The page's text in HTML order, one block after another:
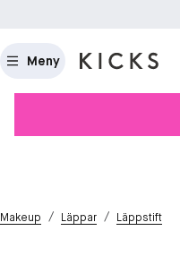
Meny
Makeup / Läppar / Läppstift